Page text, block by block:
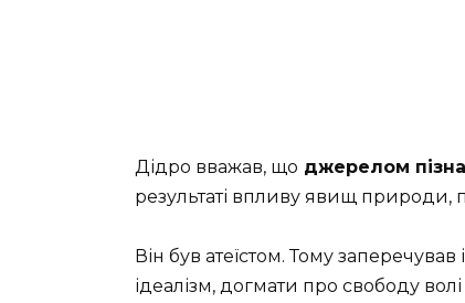
Дідро вважав, що джерелом
результаті впливу явищ природи,
Він був атеїстом. Тому
ідеалізм, догмати про свободу